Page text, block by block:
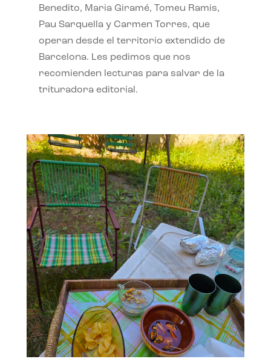
Benedito, Maria Giramé, Tomeu Ramis,
Pau Sarquella y Carmen Torres, que
operan desde el territorio extendido de
Barcelona. Les pedimos que nos
recomienden lecturas para salvar de la
trituradora editorial.